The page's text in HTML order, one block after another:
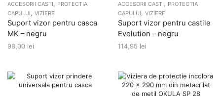
ACCESORII CASTI
PROTECTIA
CAPULUI
VIZIERE
Suport vizor pentru casca
MK – negru
98,00 lei
ACCESORII CASTI
PROTECTIA
CAPULUI
VIZIERE
Suport vizor pentru castile
Evolution – negru
114,95 lei